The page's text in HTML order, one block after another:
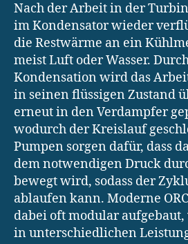
Nach der Arbeit in der
im Kondensator wieder
die Restwärme an ein
meist Luft oder Wasser.
Kondensation wird das
in seinen flüssigen Zustand
erneut in den Verdampfer
wodurch der Kreislauf
Pumpen sorgen dafür, dass
dem notwendigen Druck
bewegt wird, sodass der
ablaufen kann. Moderne
dabei oft modular aufgebaut,
in unterschiedlichen